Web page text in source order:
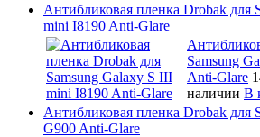
Антибликовая пленка Drobak для
mini I8190 Anti-Glare
Samsung
Anti-Glare
наличии В
Антибликовая пленка Drobak для
G900 Anti-Glare